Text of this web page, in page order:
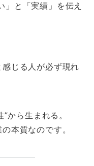
」と「実績」を伝え
感じる人が必ず現れ
から生まれる。
本質なのです。